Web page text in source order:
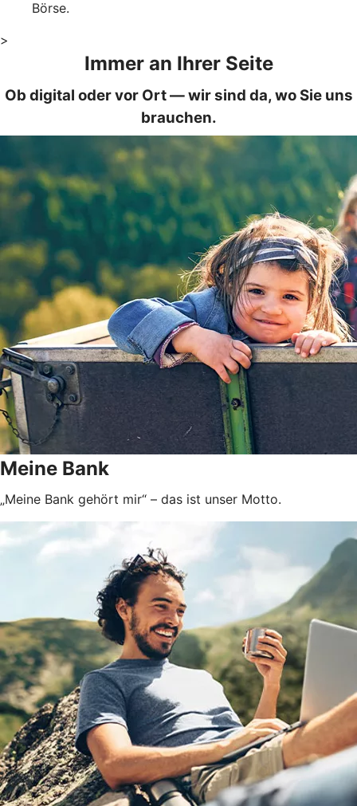
Börse.
>
Immer an Ihrer Seite
Ob digital oder vor Ort — wir sind da, wo Sie uns
brauchen.
Meine Bank
„Meine Bank gehört mir“ – das ist unser Motto.